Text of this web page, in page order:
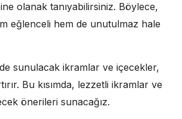
olanak tanıyabilirsiniz. Böylece,
eğlenceli hem de unutulmaz hale
sunulacak ikramlar ve içecekler,
Bu kısımda, lezzetli ikramlar ve
önerileri sunacağız.